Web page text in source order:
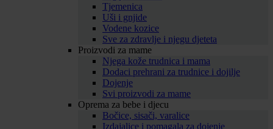
Tjemenica
Uši i gnjide
Vodene kozice
Sve za zdravlje i njegu djeteta
Proizvodi za mame
Njega kože trudnica i mama
Dodaci prehrani za trudnice i dojilje
Dojenje
Svi proizvodi za mame
Oprema za bebe i djecu
Bočice, sisači, varalice
Izdajalice i pomagala za dojenje